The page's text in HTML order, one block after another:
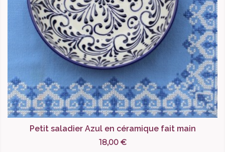
Petit saladier Azul en céramique fait main
18,00 €